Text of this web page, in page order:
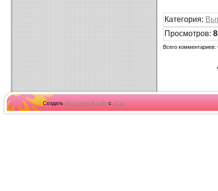
Категория:
Просмотров:
Всего комментариев:
Создать бесплатный сайтс uCoz